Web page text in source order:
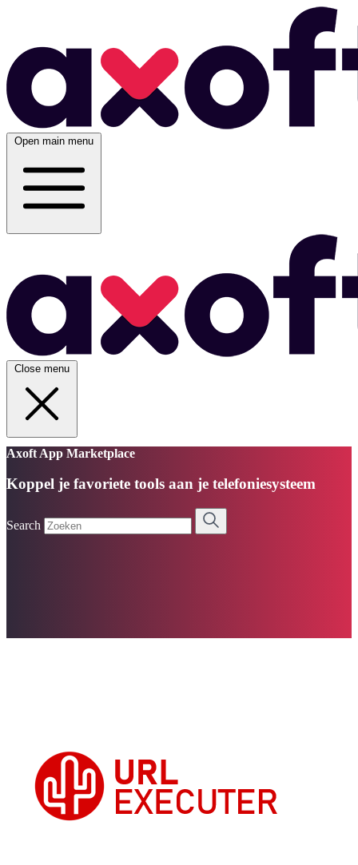
Open main menu
Close menu
Axoft App Marketplace
Koppel je favoriete tools aan je telefoniesysteem
Search